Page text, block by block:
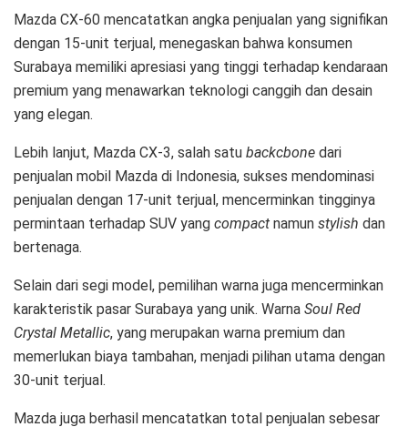
Mazda CX-60 mencatatkan angka penjualan yang signifikan
dengan 15-unit terjual, menegaskan bahwa konsumen
Surabaya memiliki apresiasi yang tinggi terhadap kendaraan
premium yang menawarkan teknologi canggih dan desain
yang elegan.
Lebih lanjut, Mazda CX-3, salah satu backcbone dari
penjualan mobil Mazda di Indonesia, sukses mendominasi
penjualan dengan 17-unit terjual, mencerminkan tingginya
permintaan terhadap SUV yang compact namun stylish dan
bertenaga.
Selain dari segi model, pemilihan warna juga mencerminkan
karakteristik pasar Surabaya yang unik. Warna Soul Red
Crystal Metallic, yang merupakan warna premium dan
memerlukan biaya tambahan, menjadi pilihan utama dengan
30-unit terjual.
Mazda juga berhasil mencatatkan total penjualan sebesar